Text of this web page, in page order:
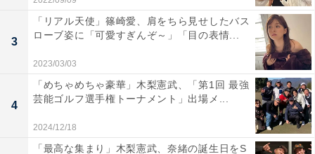
3
「リアル天使」篠崎愛、肩をちら見せしたバス
ローブ姿に「可愛すぎんぞ～」「目の表情...
2023/03/03
4
「めちゃめちゃ豪華」木梨憲武、「第1回 最強
芸能ゴルフ選手権トーナメント」出場メ...
2024/12/18
「最高な集まり」木梨憲武、奈緒の誕生日をS